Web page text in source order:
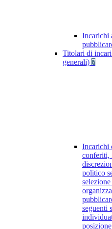
Incarichi
Titolari di
generali) 7
Incarichi
conferiti,
politico
seguenti